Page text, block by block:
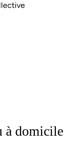
à domicile